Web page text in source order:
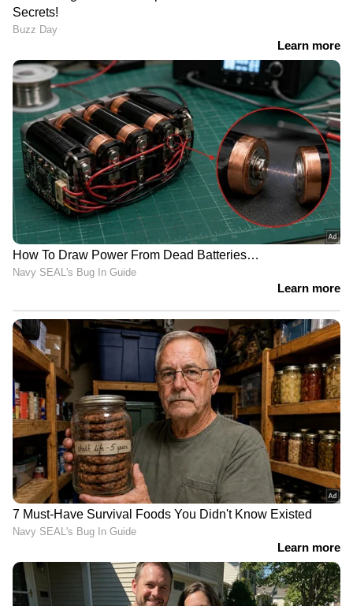
സിൽക്യാര ടണൽ രക്ഷാദൗത്യം;
'ക്ലൈമാക്സിലേക്കുള്ള' ദൂരം 10 മീറ്റര്‍,
അതിനിര്‍ണായകം, പണി മുടക്കി വിഐപി
സന്ദര്‍ശനം
കുറയും, കോൺ​ഗ്രസിന്
നേട്ടം, ടിവികെ അക്കൗണ്ട്
തെരഞ്ഞെടുപ്പിൽ
സംഭവിക്കുക ഇത്
ജനതാ പാര്‍ട്ടി സ്ഥാപകന്‍
അഭിജിത് ദീപ്കേയ്ക്ക് വധ
ഭീഷണി, ആശങ്കയിൽ
രക്ഷിതാക്കൾ
LATEST VIDEOS
മദ്യപിച്ച്
വാഹനമോടിച്ചു;ഇന്‍ഫ്ലുവന്‍സര്‍
ഹെലന്‍ ഓഫ് സ്പാര്‍ട്ടയുടെ
ലൈസന്‍സ് സസ്പെന്‍ഡ് ചെയ്തു
'ഇനിയൊരു ദുരന്തം വരുമ്പോൾ
നമ്മുക്ക് എന്തു ചെയ്യണമെന്ന്
പോലും അറിയാത്ത
സംവിധാനങ്ങളാണ് ഇവിടെയുള്ളത്'